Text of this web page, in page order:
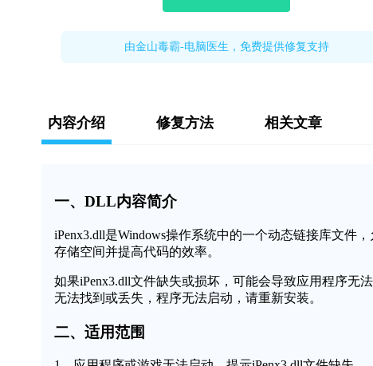
由金山毒霸-电脑医生，免费提供修复支持
内容介绍 修复方法 相关文章
一、DLL内容简介
iPenx3.dll是Windows操作系统中的一个动态链接库文件
存储空间并提高代码的效率。
如果iPenx3.dll文件缺失或损坏，可能会导致应用程序无
无法找到或丢失，程序无法启动，请重新安装。
二、适用范围